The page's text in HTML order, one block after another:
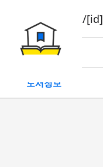
book/rent/[id]
대여
도서정보